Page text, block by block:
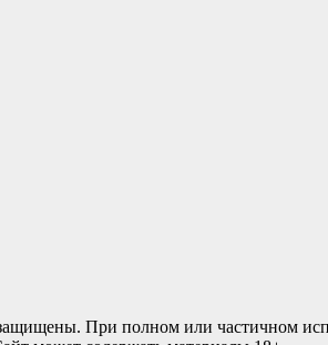
При полном или частичном